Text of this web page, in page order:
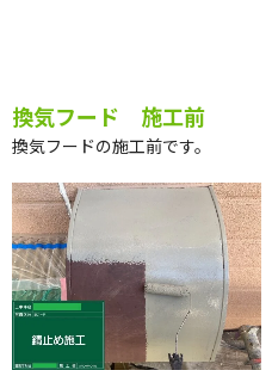
換気フード 施工前
換気フードの施工前です。